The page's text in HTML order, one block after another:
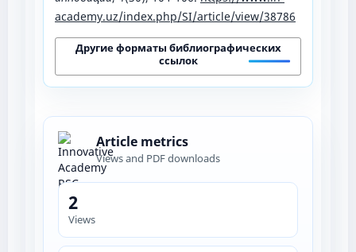
academy.uz/index.php/SI/article/view/38786
Другие форматы библиографических
ссылок
Article metrics
Views and PDF downloads
2
Views